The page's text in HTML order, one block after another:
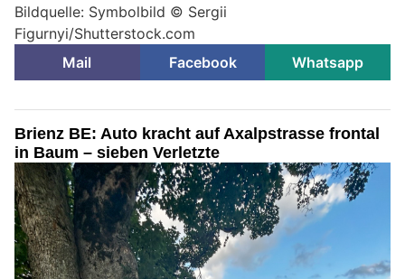
Bildquelle: Symbolbild © Sergii
Figurnyi/Shutterstock.com
Mail
Facebook Whatsapp
Brienz BE: Auto kracht auf Axalpstrasse frontal
in Baum – sieben Verletzte